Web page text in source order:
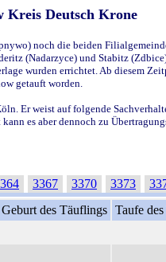
Kreis Deutsch Krone
noch die beiden
(Nadarzyce) und Stabitz
wurden errichtet. Ab diesem
getauft worden.
Er weist auf folgende
es aber dennoch zu
3367 3370 3373
Geburt des Täuflings Taufe